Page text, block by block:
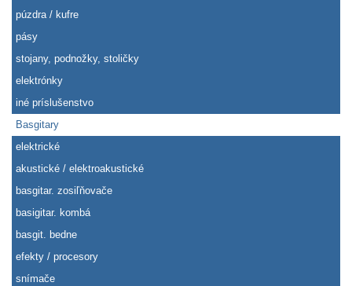
púzdra / kufre
pásy
stojany, podnožky, stoličky
elektrónky
iné príslušenstvo
Basgitary
elektrické
akustické / elektroakustické
basgitar. zosiľňovače
basigitar. kombá
basgit. bedne
efekty / procesory
snímače